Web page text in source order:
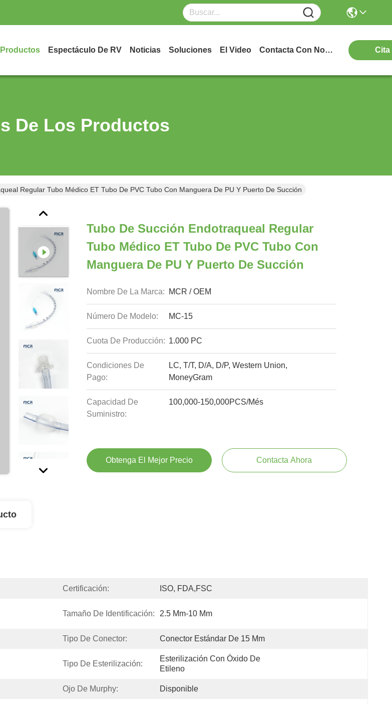
Productos Espectáculo De RV Noticias Soluciones El Video Contacta Con Nosotros Cita
De Los Productos
Regular Tubo Médico ET Tubo De PVC Tubo Con Manguera De PU Y Puerto De Succión
Tubo De Succión Endotraqueal Regular
Tubo Médico ET Tubo De PVC Tubo Con
Manguera De PU Y Puerto De Succión
Nombre De La Marca: MCR / OEM
Número De Modelo: MC-15
Cuota De Producción: 1.000 PC
Condiciones De
Pago:
LC, T/T, D/A, D/P, Western Union,
MoneyGram
Capacidad De
Suministro:
100,000-150,000PCS/Més
Obtenga El Mejor Precio Contacta Ahora
Certificación: ISO, FDA,FSC
Tamaño De Identificación: 2.5 Mm-10 Mm
Tipo De Conector: Conector Estándar De 15 Mm
Tipo De Esterilización:
Esterilización Con Óxido De
Etileno
Ojo De Murphy: Disponible